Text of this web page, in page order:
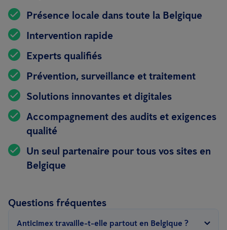
Présence locale dans toute la Belgique
Intervention rapide
Experts qualifiés
Prévention, surveillance et traitement
Solutions innovantes et digitales
Accompagnement des audits et exigences
qualité
Un seul partenaire pour tous vos sites en
Belgique
Questions fréquentes
Anticimex travaille-t-elle partout en Belgique ?